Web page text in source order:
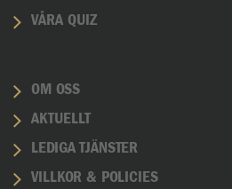
VÅRA QUIZ
OM OSS
AKTUELLT
LEDIGA TJÄNSTER
VILLKOR & POLICIES